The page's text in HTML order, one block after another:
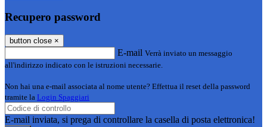
Recupero password
button close ×
E-mail Verrà inviato un messaggio
all'indirizzo indicato con le istruzioni necessarie.
Non hai una e-mail associata al nome utente? Effettua il reset della password
tramite la Login Spaggiari
E-mail inviata, si prega di controllare la casella di posta elettronica!